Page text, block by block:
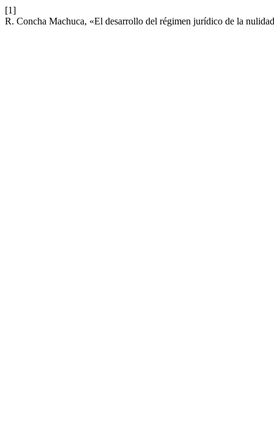
[1]
R. Concha Machuca, «El desarrollo del régimen jurídico de la